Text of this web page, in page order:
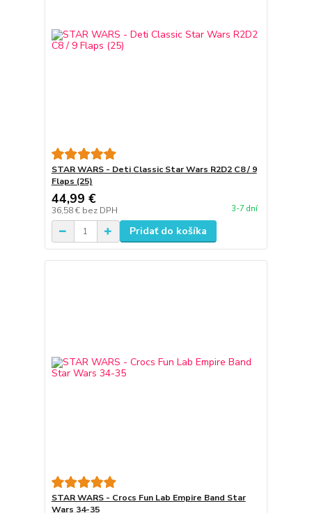
STAR WARS - Deti Classic Star Wars R2D2 C8 / 9
Flaps (25)
44,99 €
36,58 € bez DPH 3-7 dní
Pridať do košíka
STAR WARS - Crocs Fun Lab Empire Band Star
Wars 34-35